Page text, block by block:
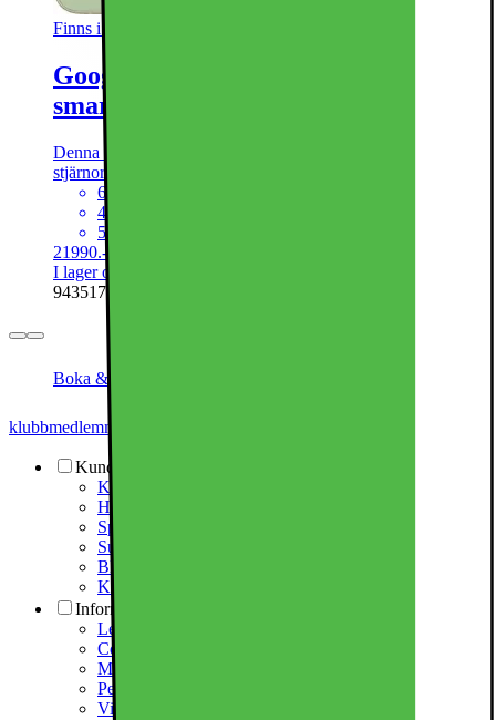
Finns i andra varianter
Google Pixel 10 Pro Fold 5G
smartphone 16/256GB (jade)
Denna produkt har blivit bedömd som 5 av 5 möjliga
stjärnor.
6,3" 120Hz OLED vikbar skärm
48+10,5+10,8MP
5015 mAh-batteri, 30W-laddning
21990.-
I lager online
943517
Boka & Hämta inom 30 min
klubbmedlemmar
Kundtjänst
Kundtjänst
Hitta butik/varuhus
Spåra din leverans
Support via fjärrhjälp
Bluffmail m.m.
Kontakta oss
Information
Leverans- och installationsavtal
Cookies på Elgiganten
Marketplace
Personuppgiftspolicy
Visselblåsning